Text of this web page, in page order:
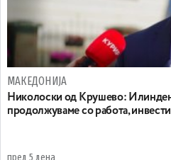
МАКЕДОНИЈА
Николоски од Крушево:
продолжуваме со работа,
пред 5 дена